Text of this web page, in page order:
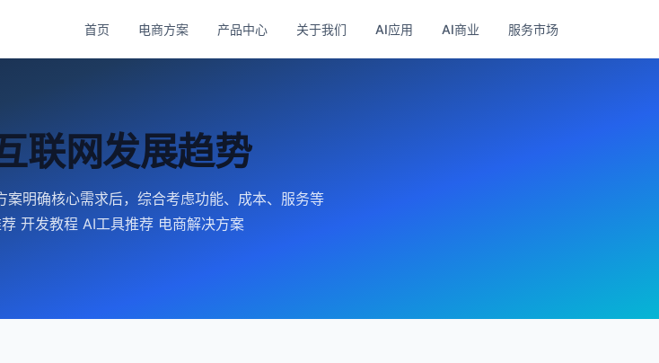
首页 电商方案 产品中心 关于我们 AI应用 AI商业 服务市场
联网发展趋势
明确核心需求后，综合考虑功能、成本、服务等
开发教程 AI工具推荐 电商解决方案